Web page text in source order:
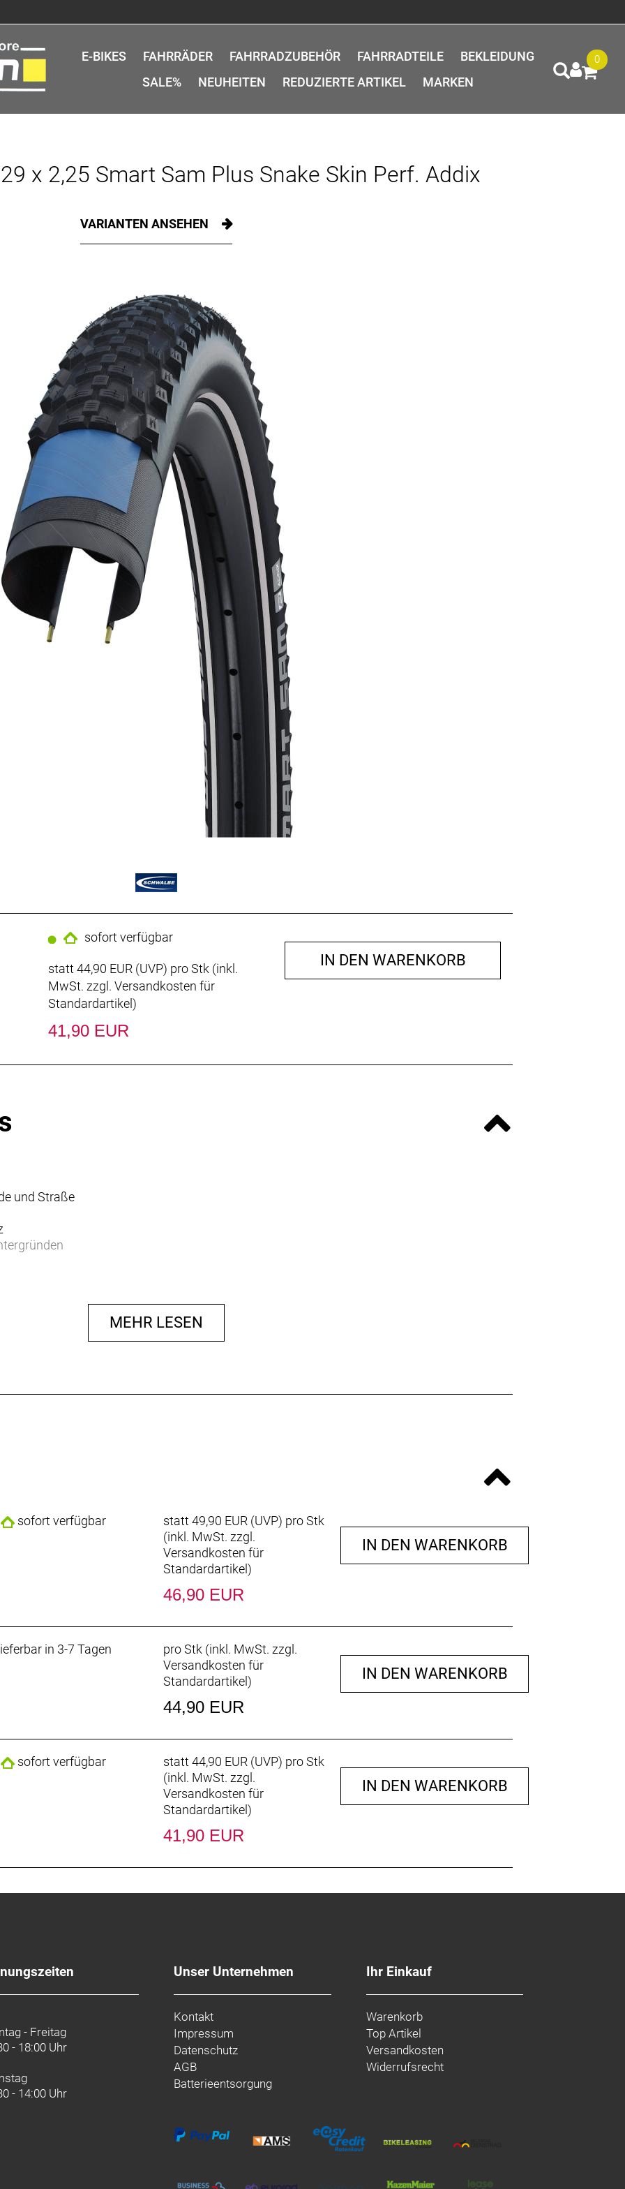
E-BIKES FAHRRÄDER FAHRRADZUBEHÖR FAHRRADTEILE
BEKLEIDUNG
SALE%
NEUHEITEN REDUZIERTE ARTIKEL MARKEN
0
x 2,25 Smart Sam Plus Snake Skin Perf. Addix
VARIANTEN ANSEHEN
sofort verfügbar
statt 44,90 EUR (UVP) pro Stk (inkl.
MwSt. zzgl. Versandkosten für
Standardartikel)
41,90 EUR
IN DEN WARENKORB
und Straße
MEHR LESEN
sofort verfügbar statt 49,90 EUR (UVP) pro Stk
(inkl. MwSt. zzgl.
Versandkosten für
Standardartikel)
46,90 EUR
IN DEN WARENKORB
in 3-7 Tagen
pro Stk (inkl. MwSt. zzgl.
Versandkosten für
Standardartikel)
44,90 EUR
IN DEN WARENKORB
sofort verfügbar statt 44,90 EUR (UVP) pro Stk
(inkl. MwSt. zzgl.
Versandkosten für
Standardartikel)
41,90 EUR
IN DEN WARENKORB
- Freitag
- 18:00 Uhr
- 14:00 Uhr
Unser Unternehmen
Kontakt
Impressum
Datenschutz
AGB
Batterieentsorgung
Ihr Einkauf
Warenkorb
Top Artikel
Versandkosten
Widerrufsrecht